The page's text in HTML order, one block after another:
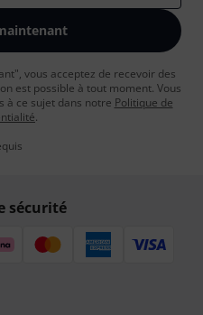
vous acceptez de recevoir des
est possible à tout moment. Vous
à ce sujet dans notre Politique de
.
sécurité